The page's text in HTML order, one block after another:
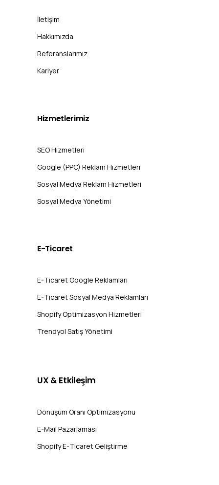
İletişim
Hakkımızda
Referanslarımız
Kariyer
Hizmetlerimiz
SEO Hizmetleri
Google (PPC) Reklam Hizmetleri
Sosyal Medya Reklam Hizmetleri
Sosyal Medya Yönetimi
E-Ticaret
E-Ticaret Google Reklamları
E-Ticaret Sosyal Medya Reklamları
Shopify Optimizasyon Hizmetleri
Trendyol Satış Yönetimi
UX &Etkileşim
Dönüşüm Oranı Optimizasyonu
E-Mail Pazarlaması
Shopify E-Ticaret Geliştirme